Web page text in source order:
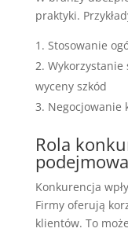
praktyki.
Stosowanie
wyceny szkód
Negocjowanie
Rola
Konkurencja
Firmy oferują
klientów. To